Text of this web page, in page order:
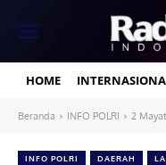
HOME
Beranda INFO POLRI 2
INFO POLRI DAERAH